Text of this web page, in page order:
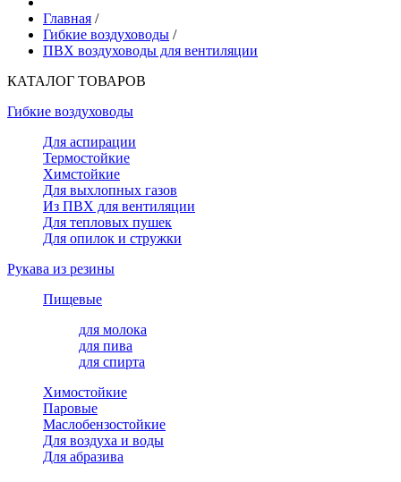
Главная /
Гибкие воздуховоды /
ПВХ воздуховоды для вентиляции
КАТАЛОГ ТОВАРОВ
Гибкие воздуховоды
Для аспирации
Термостойкие
Химстойкие
Для выхлопных газов
Из ПВХ для вентиляции
Для тепловых пушек
Для опилок и стружки
Рукава из резины
Пищевые
для молока
для пива
для спирта
Химостойкие
Паровые
Маслобензостойкие
Для воздуха и воды
Для абразива